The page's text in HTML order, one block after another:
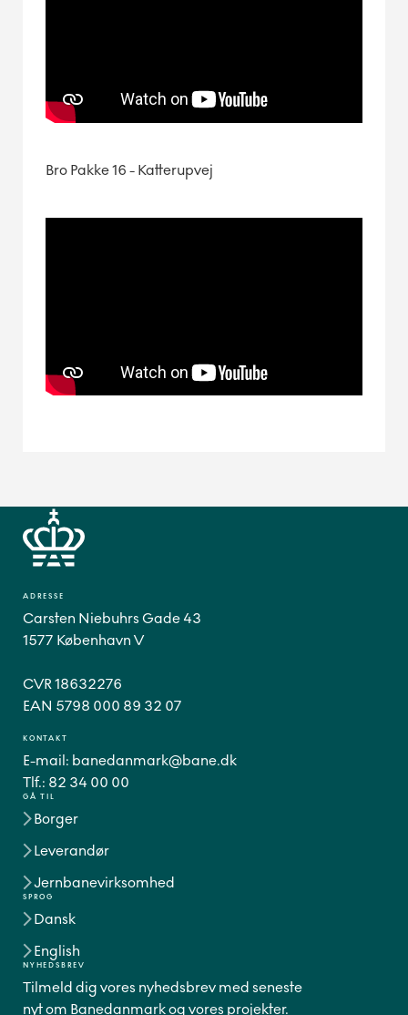
Bro Pakke 16 - Katterupvej
GÅ TIL
Borger
Leverandør
Jernbanevirksomhed
SPROG
Dansk
English
ADRESSE
Carsten Niebuhrs Gade 43
1577 København V
CVR 18632276
EAN 5798 000 89 32 07
KONTAKT
E-mail: banedanmark@bane.dk
Tlf.: 82 34 00 00
NYHEDSBREV
Tilmeld dig vores nyhedsbrev med seneste
nyt om Banedanmark og vores projekter.